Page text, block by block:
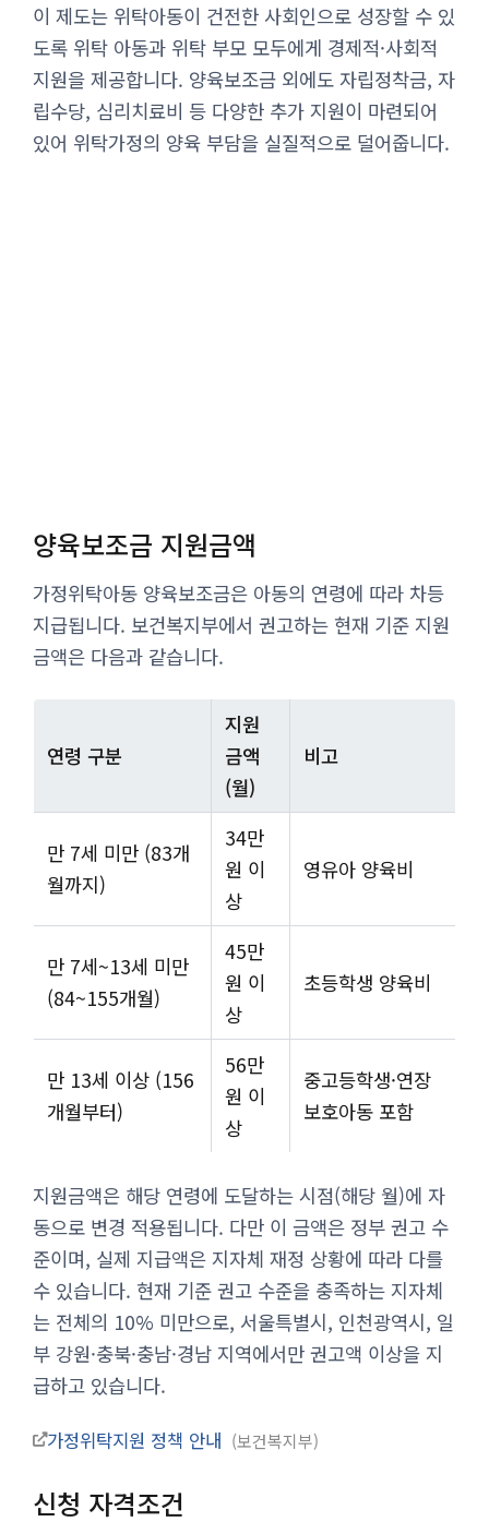
이 제도는 위탁아동이 건전한 사회인으로 성장할 수 있
도록 위탁 아동과 위탁 부모 모두에게 경제적·사회적
지원을 제공합니다. 양육보조금 외에도 자립정착금, 자
립수당, 심리치료비 등 다양한 추가 지원이 마련되어
있어 위탁가정의 양육 부담을 실질적으로 덜어줍니다.
양육보조금 지원금액
가정위탁아동 양육보조금은 아동의 연령에 따라 차등
지급됩니다. 보건복지부에서 권고하는 현재 기준 지원
금액은 다음과 같습니다.
연령 구분
지원
금액
(월)
비고
만 7세 미만 (83개
월까지)
34만
원 이
상
영유아 양육비
만 7세~13세 미만
(84~155개월)
45만
원 이
상
초등학생 양육비
만 13세 이상 (156
개월부터)
56만
원 이
상
중고등학생·연장
보호아동 포함
지원금액은 해당 연령에 도달하는 시점(해당 월)에 자
동으로 변경 적용됩니다. 다만 이 금액은 정부 권고 수
준이며, 실제 지급액은 지자체 재정 상황에 따라 다를
수 있습니다. 현재 기준 권고 수준을 충족하는 지자체
는 전체의 10% 미만으로, 서울특별시, 인천광역시, 일
부 강원·충북·충남·경남 지역에서만 권고액 이상을 지
급하고 있습니다.
가정위탁지원 정책 안내 보건복지부
신청 자격조건